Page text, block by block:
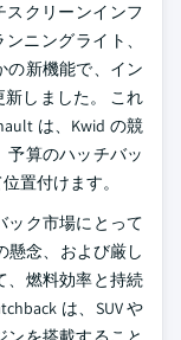
スクリーンインフ
ニングライト、
の新機能で、イン
新しました。 これ
は、Kwid の競
予算のハッチバッ
置付けます。
ック市場にとって
懸念、および厳し
、燃料効率と持続
は、SUV や